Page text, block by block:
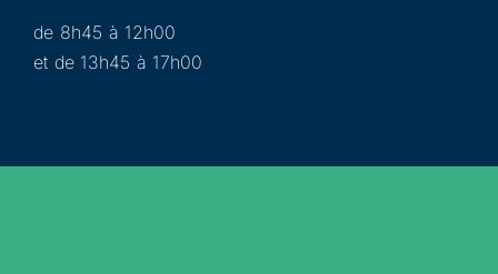
de 8h45 à 12h00
et de 13h45 à 17h00